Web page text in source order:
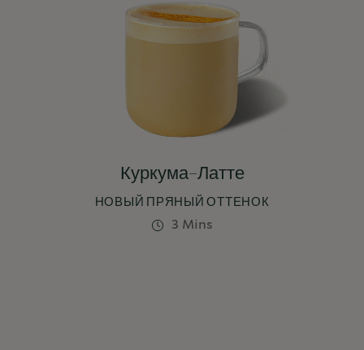
Куркума-Латте
НОВЫЙ ПРЯНЫЙ ОТТЕНОК
3 Mins